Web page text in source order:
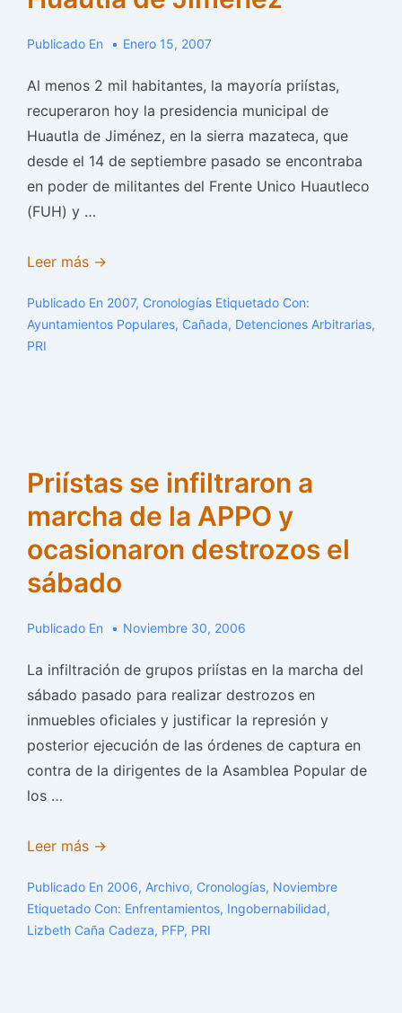
a
Publicado En Enero 15, 2007
Al menos 2 mil habitantes, la mayoría priístas,
recuperaron hoy la presidencia municipal de
Huautla de Jiménez, en la sierra mazateca, que
desde el 14 de septiembre pasado se encontraba
en poder de militantes del Frente Unico Huautleco
(FUH) y …
Priístas
a
tiros
Huautla
de
Leer más →
Publicado En 2007, Cronologías Etiquetado Con:
Ayuntamientos Populares, Cañada, Detenciones Arbitrarias,
PRI
Priístas se infiltraron a
marcha de la APPO y
ocasionaron destrozos el
sábado
Publicado En Noviembre 30, 2006
La infiltración de grupos priístas en la marcha del
sábado pasado para realizar destrozos en
inmuebles oficiales y justificar la represión y
posterior ejecución de las órdenes de captura en
contra de la dirigentes de la Asamblea Popular de
los …
Priístas
infiltraron
a
Leer más →
Publicado En 2006, Archivo, Cronologías, Noviembre
Etiquetado Con: Enfrentamientos, Ingobernabilidad,
Lizbeth Caña Cadeza, PFP, PRI